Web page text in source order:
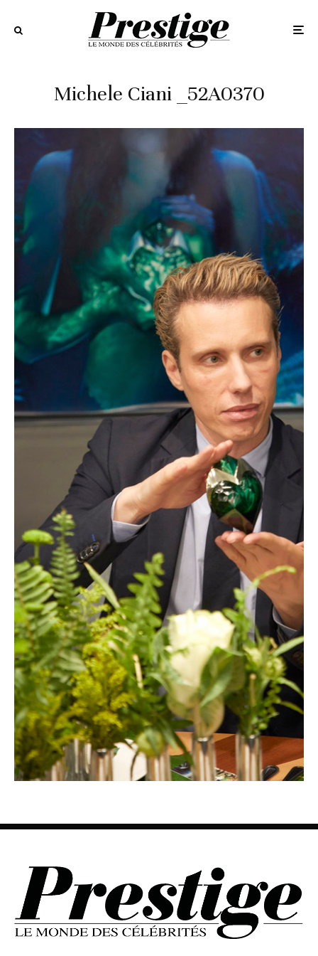
Michele Ciani _52A0370